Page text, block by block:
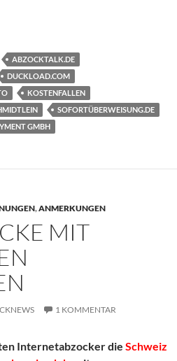
ABZOCKTALK.DE
DUCKLOAD.COM
KOSTENFALLEN
SOFORTÜBERWEISUNG.DE
GMBH
,ANMERKUNGEN
MIT
1 KOMMENTAR
Internetabzocker die Schweiz